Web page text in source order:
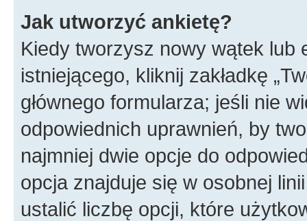
Jak utworzyć ankietę?
Kiedy tworzysz nowy wątek lub
istniejącego, kliknij zakładkę
głównego formularza; jeśli nie
odpowiednich uprawnień, by
najmniej dwie opcje do
opcja znajduje się w osobnej
ustalić liczbę opcji, które